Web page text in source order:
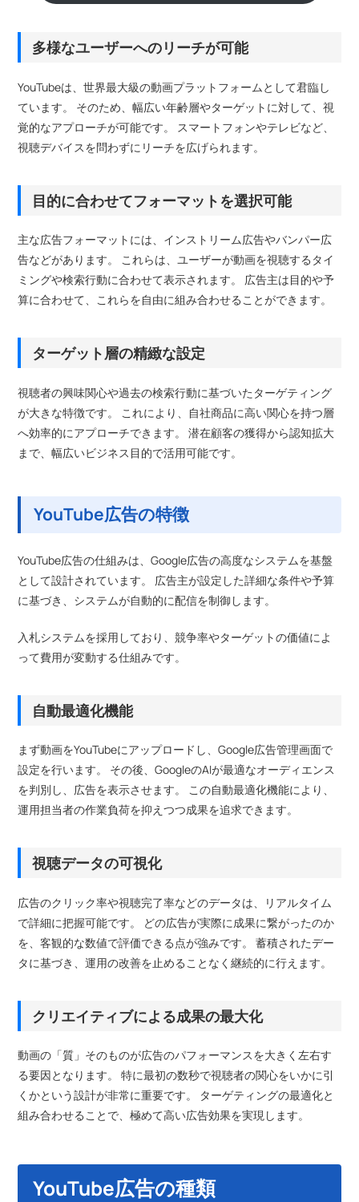
多様なユーザーへのリーチが可能
YouTubeは、世界最大級の動画プラットフォームとして君臨し
ています。 そのため、幅広い年齢層やターゲットに対して、視
覚的なアプローチが可能です。 スマートフォンやテレビなど、
視聴デバイスを問わずにリーチを広げられます。
目的に合わせてフォーマットを選択可能
主な広告フォーマットには、インストリーム広告やバンパー広
告などがあります。 これらは、ユーザーが動画を視聴するタイ
ミングや検索行動に合わせて表示されます。 広告主は目的や予
算に合わせて、これらを自由に組み合わせることができます。
ターゲット層の精緻な設定
視聴者の興味関心や過去の検索行動に基づいたターゲティング
が大きな特徴です。 これにより、自社商品に高い関心を持つ層
へ効率的にアプローチできます。 潜在顧客の獲得から認知拡大
まで、幅広いビジネス目的で活用可能です。
YouTube広告の特徴
YouTube広告の仕組みは、Google広告の高度なシステムを基盤
として設計されています。 広告主が設定した詳細な条件や予算
に基づき、システムが自動的に配信を制御します。
入札システムを採用しており、競争率やターゲットの価値によ
って費用が変動する仕組みです。
自動最適化機能
まず動画をYouTubeにアップロードし、Google広告管理画面で
設定を行います。 その後、GoogleのAIが最適なオーディエンス
を判別し、広告を表示させます。 この自動最適化機能により、
運用担当者の作業負荷を抑えつつ成果を追求できます。
視聴データの可視化
広告のクリック率や視聴完了率などのデータは、リアルタイム
で詳細に把握可能です。 どの広告が実際に成果に繋がったのか
を、客観的な数値で評価できる点が強みです。 蓄積されたデー
タに基づき、運用の改善を止めることなく継続的に行えます。
クリエイティブによる成果の最大化
動画の「質」そのものが広告のパフォーマンスを大きく左右す
る要因となります。 特に最初の数秒で視聴者の関心をいかに引
くかという設計が非常に重要です。 ターゲティングの最適化と
組み合わせることで、極めて高い広告効果を実現します。
YouTube広告の種類